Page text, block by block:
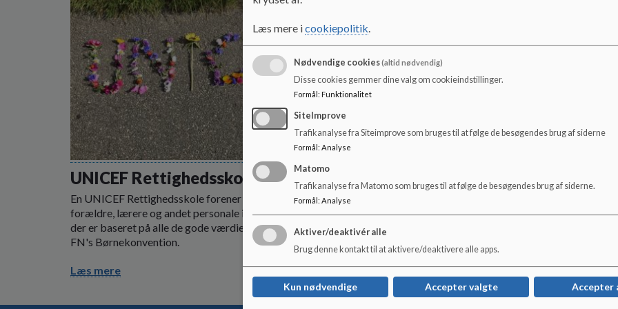
UNICEF Rettighedsskole
En UNICEF Rettighedsskole forener elever,
forældre, lærere og andet personale i et fællesskab,
der er baseret på alle de gode værdier, der står i
FN's Børnekonvention.
Læs mere
Læs mere icookiepolitik.
Nødvendige cookies(altid nødvendig)
Disse cookies gemmer dine valg om cookieindstillinger.
Formål : Funktionalitet
SiteImprove
Trafikanalyse fra Siteimprove som bruges til at følge de besøgendes brug af siderne
Formål : Analyse
Matomo
Trafikanalyse fra Matomo som bruges til at følge de besøgendes brug af siderne.
Formål: Analyse
Aktiver/deaktivér alle
Brug denne kontakt til at aktivere/deaktivere alle apps.
Kun nødvendige Accepter valgte Accepter